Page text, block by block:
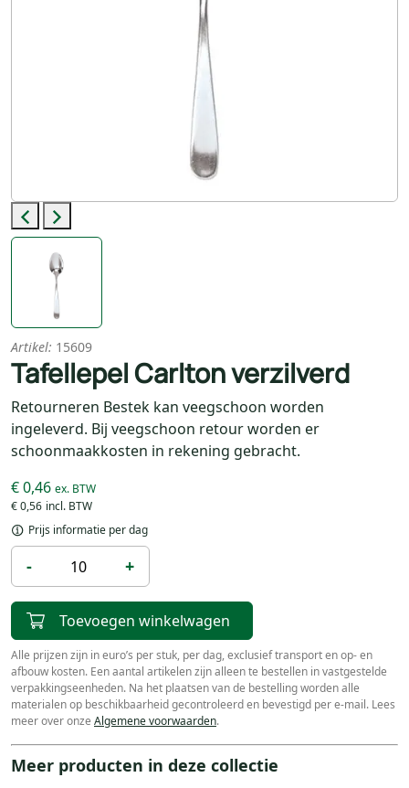
Previous
Next
Artikel: 15609
Tafellepel Carlton verzilverd
Retourneren Bestek kan veegschoon worden
ingeleverd. Bij veegschoon retour worden er
schoonmaakkosten in rekening gebracht.
€ 0,56
€ 0,46
Prijs informatie per dag
- +
Toevoegen winkelwagen
Alle prijzen zijn in euro’s per stuk, per dag, exclusief transport en op- en
afbouw kosten. Een aantal artikelen zijn alleen te bestellen in vastgestelde
verpakkingseenheden. Na het plaatsen van de bestelling worden alle
materialen op beschikbaarheid gecontroleerd en bevestigd per e-mail. Lees
meer over onze Algemene voorwaarden.
Meer producten in deze collectie